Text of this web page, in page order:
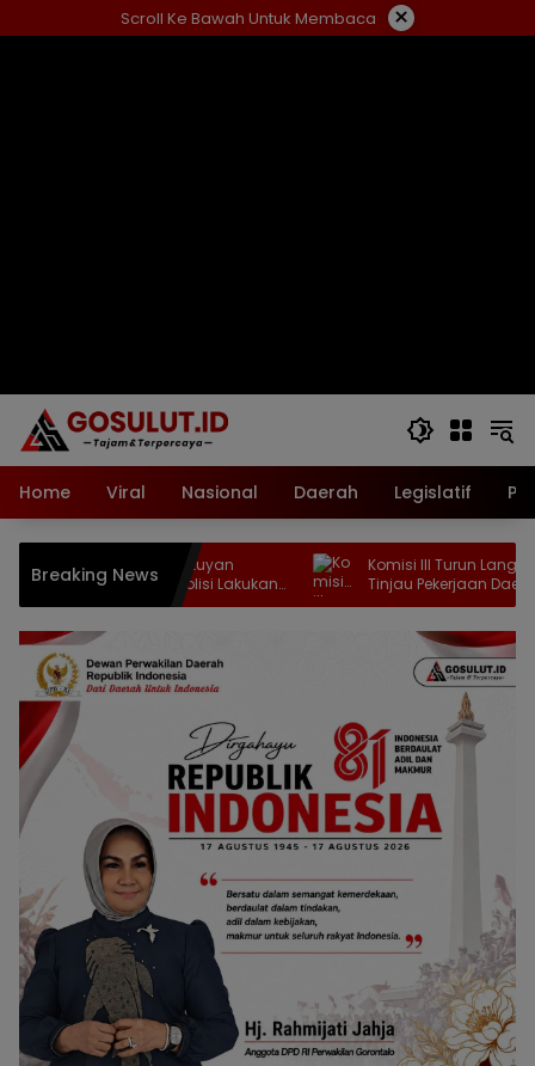
ke
Scroll Ke Bawah Untuk Membaca ×
Home Viral Nasional Daerah Legislatif
Breaking News
Lansia di Tutuyan
Polisi Lakukan
Komisi III Turun Langsung Ke
Tinjau Pekerjaan Daerah Irigasi